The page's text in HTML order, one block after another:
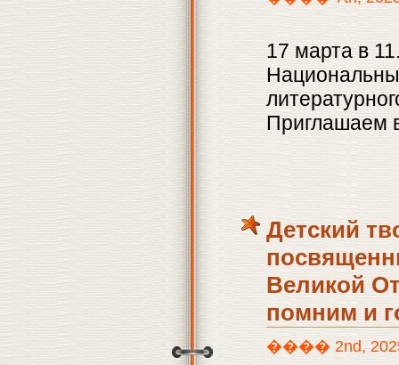
17 марта в
Приглашаем
Детский
Великой
помним и
���� 2nd, 2025